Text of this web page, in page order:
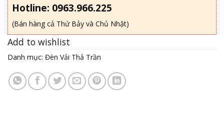
Hotline: 0963.966.225
(Bán hàng cả Thứ Bảy và Chủ Nhật)
Add to wishlist
Danh mục: Đèn Vải Thả Trần